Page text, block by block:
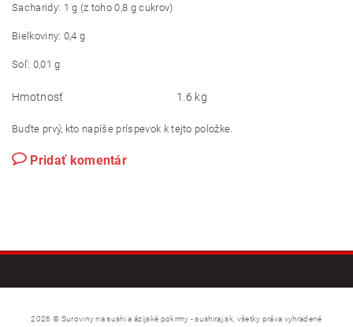
Sacharidy: 1 g (z toho 0,8 g cukrov)
Bielkoviny: 0,4 g
Soľ: 0,01 g
Hmotnosť 1.6 kg
Buďte prvý, kto napíše príspevok k tejto položke.
Pridať komentár
2026 © Suroviny na sushi a ázijské pokrmy - sushiraj.sk, všetky práva vyhradené